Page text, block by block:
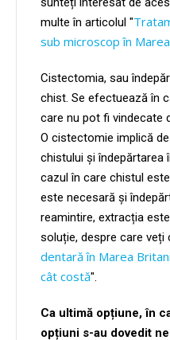
multe în articolul "
sub microscop în
Cistectomia, sau
chist. Se efectuează în
care nu pot fi vindecate
O cistectomie implică
chistului și îndepărtarea
cazul în care chistul
este necesară și
reamintire, extracția
soluție, despre care veți
dentară în Marea
cât costă".
Ca ultimă opțiune, în
opțiuni s-au dovedit